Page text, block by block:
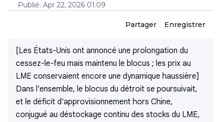
Publié: Apr 22, 2026 01:09
Partager Enregistrer
[Les États-Unis ont annoncé une prolongation du
cessez-le-feu mais maintenu le blocus ; les prix au
LME conservaient encore une dynamique haussière]
Dans l'ensemble, le blocus du détroit se poursuivait,
et le déficit d'approvisionnement hors Chine,
conjugué au déstockage continu des stocks du LME,